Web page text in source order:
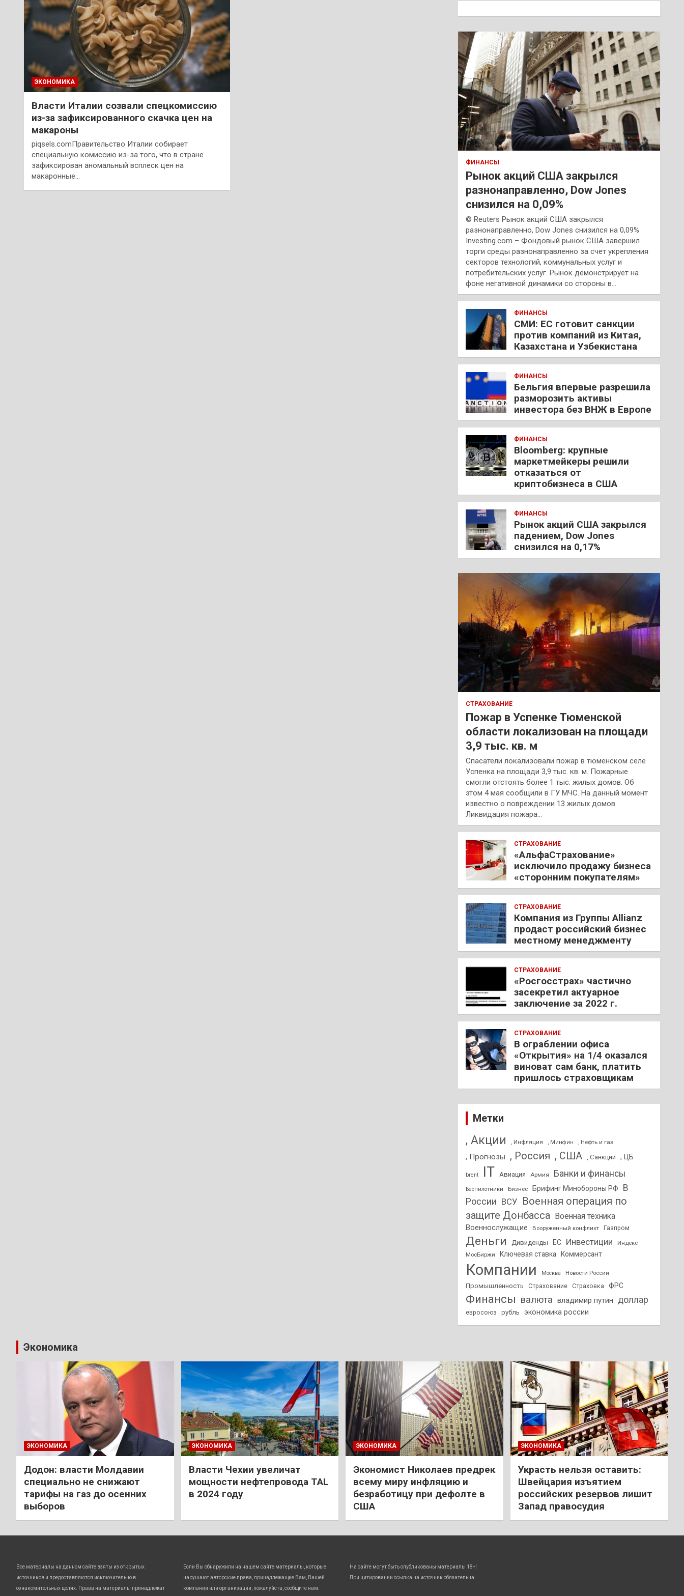
ЭКОНОМИКА
Власти Италии созвали спецкомиссию
из-за зафиксированного скачка цен на
макароны
piqsels.comПравительство Италии собирает
специальную комиссию из-за того, что в стране
зафиксирован аномальный всплеск цен на
макаронные…
к
ФИНАНСЫ
Рынок акций США закрылся
разнонаправленно, Dow Jones
снизился на 0,09%
© Reuters Рынок акций США закрылся
разнонаправленно, Dow Jones снизился на 0,09%
Investing.com – Фондовый рынок США завершил
торги среды разнонаправленно за счет укрепления
секторов технологий, коммунальных услуг и
потребительских услуг. Рынок демонстрирует на
фоне негативной динамики со стороны в…
ФИНАНСЫ
СМИ: ЕС готовит санкции
против компаний из Китая,
Казахстана и Узбекистана
ФИНАНСЫ
Бельгия впервые разрешила
разморозить активы
инвестора без ВНЖ в Европе
ФИНАНСЫ
Bloomberg: крупные
маркетмейкеры решили
отказаться от
криптобизнеса в США
ФИНАНСЫ
Рынок акций США закрылся
падением, Dow Jones
снизился на 0,17%
СТРАХОВАНИЕ
Пожар в Успенке Тюменской
области локализован на площади
3,9 тыс. кв. м
Спасатели локализовали пожар в тюменском селе
Успенка на площади 3,9 тыс. кв. м. Пожарные
смогли отстоять более 1 тыс. жилых домов. Об
этом 4 мая сообщили в ГУ МЧС. На данный момент
известно о повреждении 13 жилых домов.
Ликвидация пожара…
СТРАХОВАНИЕ
«АльфаСтрахование»
исключило продажу бизнеса
«сторонним покупателям»
СТРАХОВАНИЕ
Компания из Группы Allianz
продаст российский бизнес
местному менеджменту
СТРАХОВАНИЕ
«Росгосстрах» частично
засекретил актуарное
заключение за 2022 г.
СТРАХОВАНИЕ
В ограблении офиса
«Открытия» на 1/4 оказался
виноват сам банк, платить
пришлось страховщикам
Метки
, Акции , Инфляция , Минфин , Нефть и газ
, Прогнозы , Россия , США , Санкции , ЦБ
brent IT Авиация Армия Банки и финансы
Беспилотники Бизнес Брифинг Минобороны РФ
В
России ВСУ Военная операция по
защите Донбасса Военная техника
Военнослужащие Вооруженный конфликт Газпром
Деньги Дивиденды ЕС Инвестиции
Индекс
МосБиржи
Ключевая ставка Коммерсант
Компании Москва Новости России
Промышленность Страхование Страховка ФРС
Финансы валюта владимир путин доллар
евросоюз рубль экономика россии
Экономика
ЭКОНОМИКА
Додон: власти Молдавии
специально не снижают
тарифы на газ до осенних
выборов
ЭКОНОМИКА
Власти Чехии увеличат
мощности нефтепровода TAL
в 2024 году
ЭКОНОМИКА
Экономист Николаев предрек
всему миру инфляцию и
безработицу при дефолте в
США
ЭКОНОМИКА
Украсть нельзя оставить:
Швейцария изъятием
российских резервов лишит
Запад правосудия
Все материалы на данном сайте взяты из открытых
источников и предоставляются исключительно в
ознакомительных целях. Права на материалы принадлежат
Если Вы обнаружили на нашем сайте материалы, которые
нарушают авторские права, принадлежащие Вам, Вашей
компании или организации, пожалуйста, сообщите нам.
На сайте могут быть опубликованы материалы 18+!
При цитировании ссылка на источник обязательна.